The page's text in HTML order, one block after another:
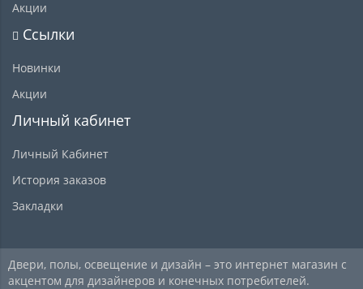
Акции
Ссылки
Новинки
Акции
Личный кабинет
Личный Кабинет
История заказов
Закладки
Двери, полы, освещение и дизайн – это интернет магазин с
акцентом для дизайнеров и конечных потребителей.